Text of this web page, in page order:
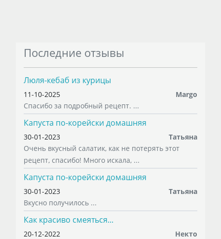
Последние отзывы
Люля-кебаб из курицы
11-10-2025
Margo
Спасибо за подробный рецепт. ...
Капуста по-корейски домашняя
30-01-2023
Татьяна
Очень вкусный салатик, как не потерять этот
рецепт, спасибо! Много искала, ...
Капуста по-корейски домашняя
30-01-2023
Татьяна
Вкусно получилось ...
Как красиво смеяться...
20-12-2022
Некто